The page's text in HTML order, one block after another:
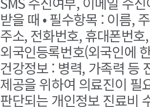
받을 때 • 필수항목 : 이름,
주소, 전화번호, 휴대폰번호
외국인등록번호(외국인에
건강정보 : 병력, 가족력 등
제공을 위하여 의료진이 필
판단되는 개인정보 진료비